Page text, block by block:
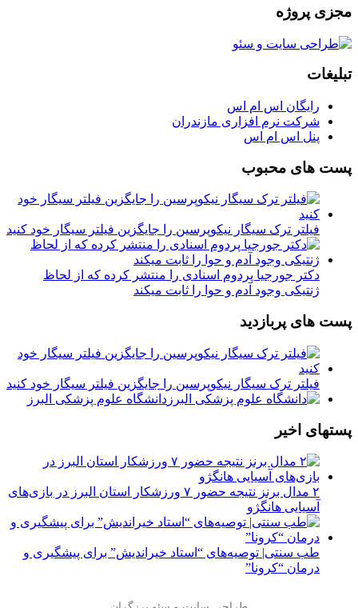
مجزی پروژه
تبلیغات
رایگان اس ام اس
شرکت نرم افزاری مازندران
پنل اس ام اس
پست های محبوب
فیلتر ترک سیگار نیکوپرسین را جایگزین فیلتر سیگار خود کنید
دکتر جورجیا پردوم اسنادی را منتشر کرده که از لحاظ
ژنتیکی وجود آدم و حوا را ثابت میکند
پست های پربازدید
فیلتر ترک سیگار نیکوپرسین را جایگزین فیلتر سیگار خود کنید
دانشگاه علوم پزشکی البرز
پستهای اخیر
۲ مدال برنز نتیجه حضور ۷ ورزشکار استان البرز در بازی‌های
آسیایی هانگژو
طب سنتی| توصیه‌‌های “استاد خیراندیش” برای پیشگیری و
درمان “کرونا”